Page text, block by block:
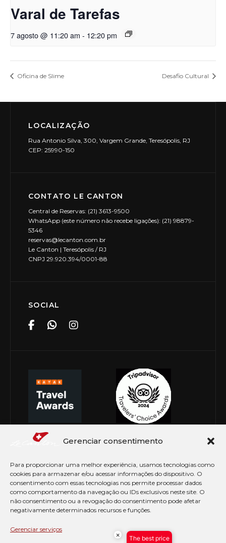
Gerenciar consentimento
Para proporcionar uma melhor experiência, usamos tecnologias como
cookies para armazenar e/ou acessar informações do dispositivo. O
consentimento com essas tecnologias nos permite processar dados
como comportamento da navegação ou IDs exclusivos neste site. O
não consentimento ou a revogação do consentimento pode afetar
negativamente determinados recursos e funções.
Gerenciar serviços
Varal de Tarefas
7 agosto @ 11:20 am - 12:20 pm
Oficina de Slime Desafio Cultural
LOCALIZAÇÃO
Rua Antonio Silva, 300, Vargem Grande, Teresópolis, RJ
CEP: 25990-150
CONTATO LE CANTON
Central de Reservas: (21) 3613-9500
WhatsApp (este número não recebe ligações): (21) 98879-
5346
reservas@lecanton.com.br
Le Canton | Teresópolis / RJ
CNPJ 29.920.394/0001-88
SOCIAL
© Copyright 2026 Le Canton. Todos os direitos
× The best price